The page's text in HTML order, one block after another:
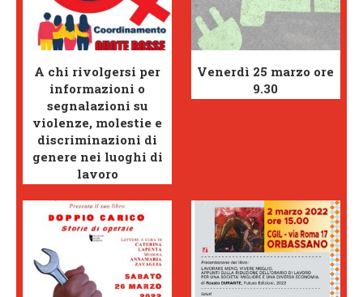
A chi rivolgersi per
informazioni o
segnalazioni su
violenze, molestie e
discriminazioni di
genere nei luoghi di
lavoro
Venerdì 25 marzo ore
9.30